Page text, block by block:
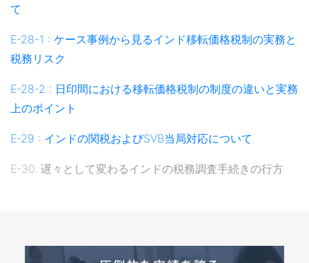
て
E-28-1 : ケース事例から見るインド移転価格税制の実務と
税務リスク
E-28-2 : 日印間における移転価格税制の制度の違いと実務
上のポイント
E-29 : インドの関税およびSVB当局対応について
E-30. 遅々として変わるインドの税務調査手続きの行方